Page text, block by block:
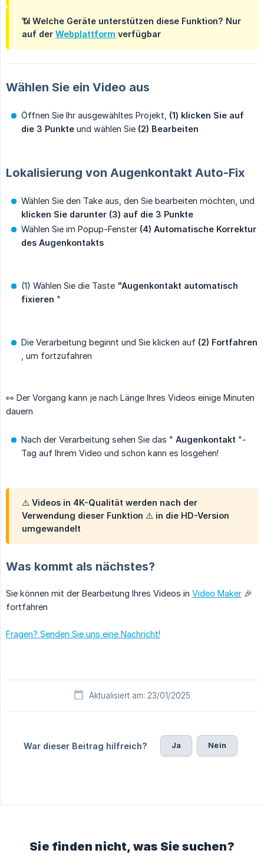
📶 Welche Geräte unterstützen diese Funktion? Nur
auf der Webplattform verfügbar
Wählen Sie ein Video aus
Öffnen Sie Ihr ausgewähltes Projekt, (1) klicken Sie auf
die 3 Punkte und wählen Sie (2) Bearbeiten
Lokalisierung von Augenkontakt Auto-Fix
Wählen Sie den Take aus, den Sie bearbeiten möchten, und
klicken Sie darunter (3) auf die 3 Punkte
Wählen Sie im Popup-Fenster (4) Automatische Korrektur
des Augenkontakts
(1) Wählen Sie die Taste "Augenkontakt automatisch
fixieren "
Die Verarbeitung beginnt und Sie klicken auf (2) Fortfahren
, um fortzufahren
👀 Der Vorgang kann je nach Länge Ihres Videos einige Minuten
dauern
Nach der Verarbeitung sehen Sie das " Augenkontakt "-
Tag auf Ihrem Video und schon kann es losgehen!
⚠️ Videos in 4K-Qualität werden nach der
Verwendung dieser Funktion ⚠️ in die HD-Version
umgewandelt
Was kommt als nächstes?
Sie können mit der Bearbeitung Ihres Videos in Video Maker 🎉
fortfahren
Fragen? Senden Sie uns eine Nachricht!
Aktualisiert am: 23/01/2025
War dieser Beitrag hilfreich? Ja Nein
Sie finden nicht, was Sie suchen?